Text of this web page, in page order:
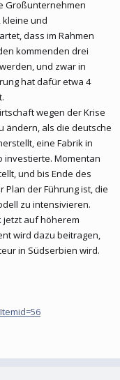
Großunternehmen
kleine und
dass im Rahmen
kommenden drei
und zwar in
hat dafür etwa 4
wegen der Krise
ändern, als die deutsche
eine Fabrik in
investierte. Momentan
und bis Ende des
Plan der Führung ist, die
zu intensivieren.
jetzt auf höherem
wird dazu beitragen,
in Südserbien wird.